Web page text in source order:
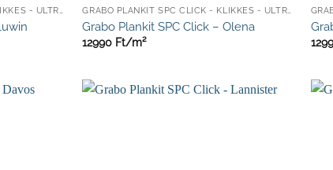
GRABO PLANKIT SPC CLICK - KLIKKES - ULTRA ELLENÁLLÓ GRABO PLANKIT SPC CLICK - KLIKKES - ULTRA ELLENÁLLÓ
Grabo Plankit SPC Click – Olena
12990 Ft/m²